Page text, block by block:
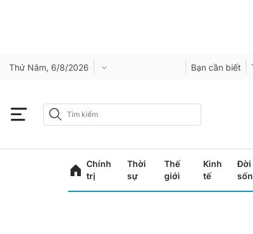
Thứ Năm, 6/8/2026 Bạn cần biết
Chính
trị
Thời
sự
Thế
giới
Kinh
tế
Đời